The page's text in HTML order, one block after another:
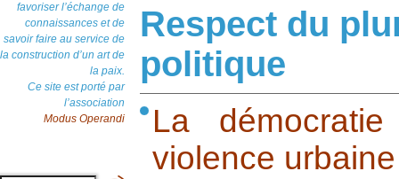
favoriser l’échange de
connaissances et de
savoir faire au service de
la construction d’un art de
la paix.
Ce site est porté par
l’association
Modus Operandi
Respect du
politique
La
violence